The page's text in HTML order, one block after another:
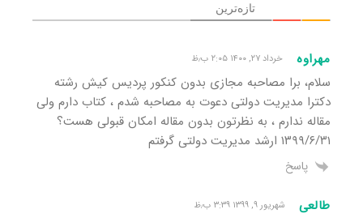
تازه‌ترین
مهراوه خرداد ۲۷, ۱۴۰۰ ۲:۰۵ ب٫ظ
سلام، برا مصاحبه مجازی بدون کنکور پردیس کیش رشته
دکترا مدیریت دولتی دعوت به مصاحبه شدم ، کتاب دارم ولی
مقاله ندارم ، به نظرتون بدون مقاله امکان قبولی هست؟
۱۳۹۹/۶/۳۱ ارشد مدیریت دولتی گرفتم
پاسخ
طالعی شهریور ۹, ۱۳۹۹ ۳:۳۹ ب٫ظ